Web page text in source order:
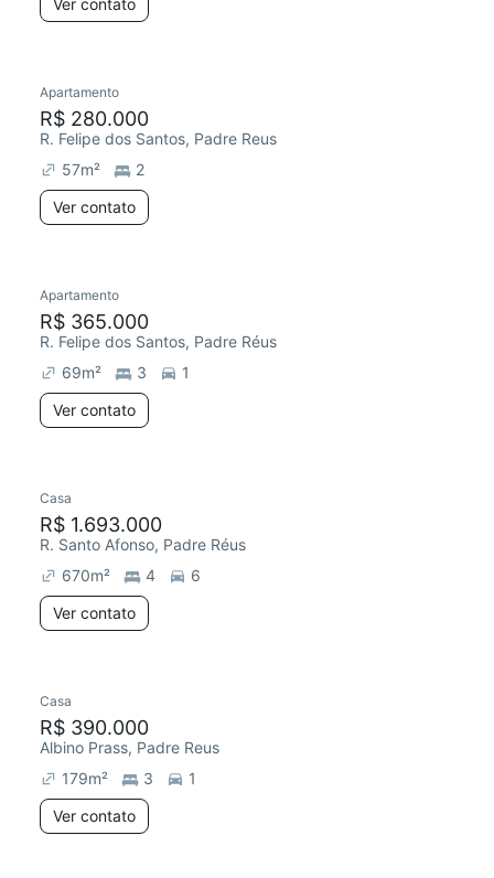
Ver contato
Apartamento
R$ 280.000
R. Felipe dos Santos, Padre Reus
57m²
2
Ver contato
Apartamento
R$ 365.000
R. Felipe dos Santos, Padre Réus
69m² 3
1
Ver contato
Casa
R$ 1.693.000
R. Santo Afonso, Padre Réus
670m² 4
6
Ver contato
Casa
R$ 390.000
Albino Prass, Padre Reus
179m² 3
1
Ver contato